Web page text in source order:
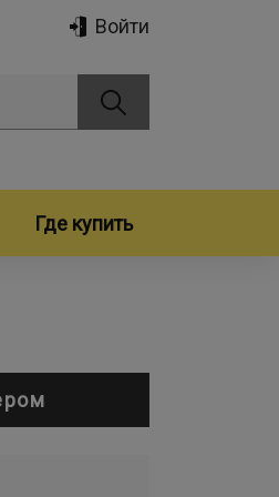
Войти
Где купить